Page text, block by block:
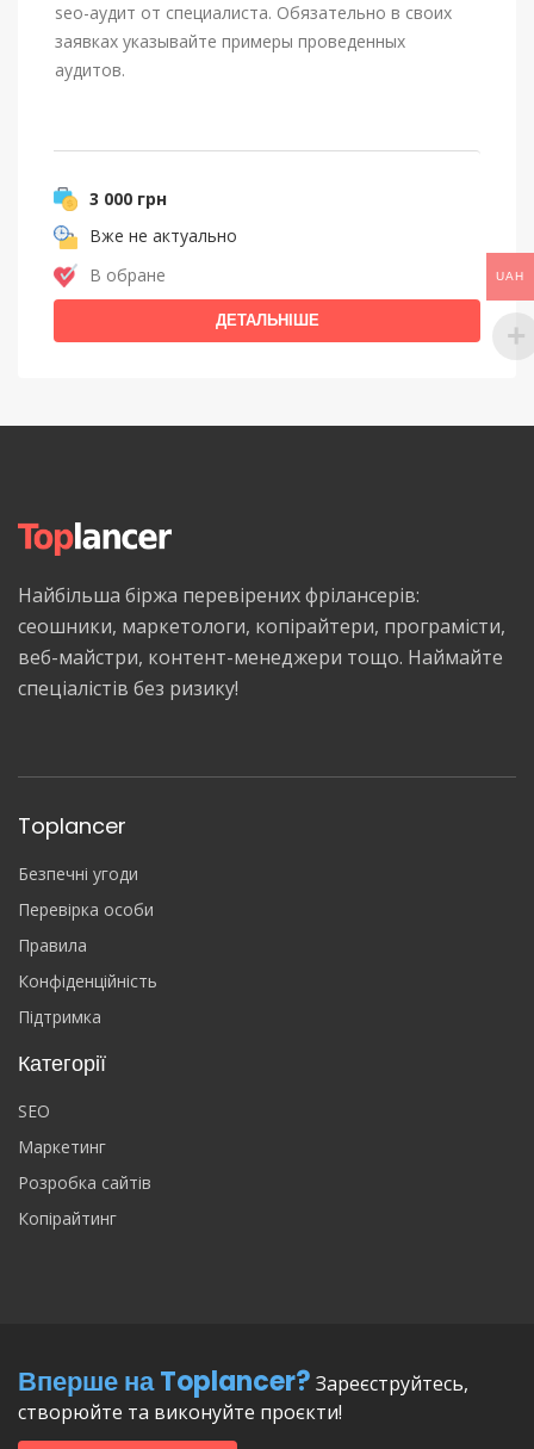
seo-аудит от специалиста. Обязательно в своих
заявках указывайте примеры проведенных
аудитов.
3 000 грн
Вже не актуально
В обране
ДЕТАЛЬНІШЕ
Найбільша біржа перевірених фрілансерів:
сеошники, маркетологи, копірайтери, програмісти,
веб-майстри, контент-менеджери тощо. Наймайте
спеціалістів без ризику!
Toplancer
Безпечні угоди
Перевірка особи
Правила
Конфіденційність
Підтримка
Категорії
SEO
Маркетинг
Розробка сайтів
Копірайтинг
Вперше на Toplancer? Зареєструйтесь,
створюйте та виконуйте проєкти!
UAH